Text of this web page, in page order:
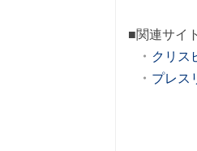
■関連サイト
クリス
プレス